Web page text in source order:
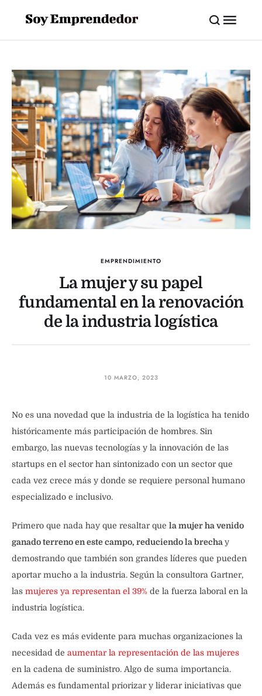
EMPRENDIMIENTO
La mujer y su papel
fundamental en la renovación
de la industria logística
10 MARZO, 2023
No es una novedad que la industria de la logística ha tenido
históricamente más participación de hombres. Sin
embargo, las nuevas tecnologías y la innovación de las
startups en el sector han sintonizado con un sector que
cada vez crece más y donde se requiere personal humano
especializado e inclusivo.
Primero que nada hay que resaltar que la mujer ha venido
ganado terreno en este campo, reduciendo la brecha y
demostrando que también son grandes líderes que pueden
aportar mucho a la industria. Según la consultora Gartner,
las mujeres ya representan el 39% de la fuerza laboral en la
industria logística.
Cada vez es más evidente para muchas organizaciones la
necesidad de aumentar la representación de las mujeres
en la cadena de suministro. Algo de suma importancia.
Además es fundamental priorizar y liderar iniciativas que